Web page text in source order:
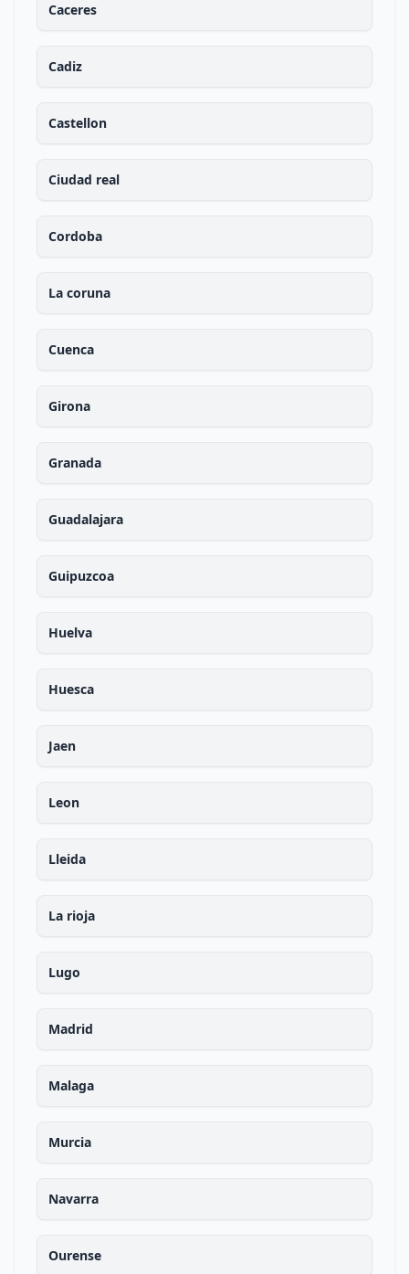
Caceres
Cadiz
Castellon
Ciudad real
Cordoba
La coruna
Cuenca
Girona
Granada
Guadalajara
Guipuzcoa
Huelva
Huesca
Jaen
Leon
Lleida
La rioja
Lugo
Madrid
Malaga
Murcia
Navarra
Ourense